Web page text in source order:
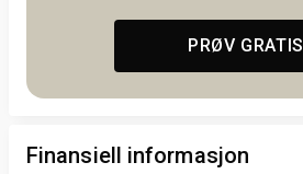
PRØV GRATIS
Finansiell informasjon